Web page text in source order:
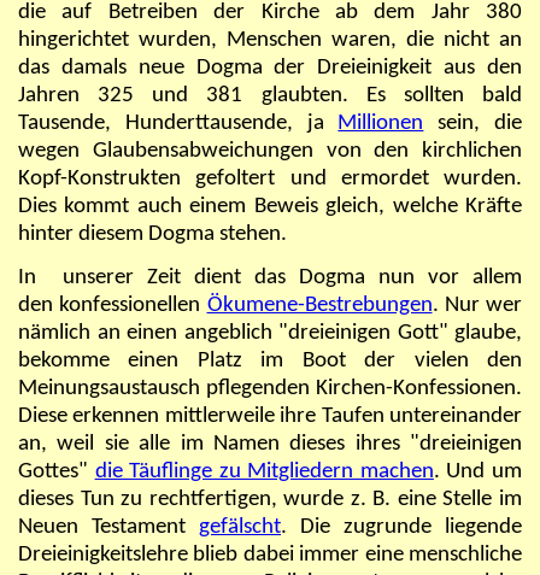
die auf Betreiben der Kirche ab dem Jahr 380
hingerichtet wurden, Menschen waren, die nicht an
das damals neue Dogma der Dreieinigkeit aus den
Jahren 325 und 381 glaubten. Es sollten bald
Tausende, Hunderttausende, ja Millionen sein, die
wegen Glaubensabweichungen von den kirchlichen
Kopf-Konstrukten gefoltert und ermordet wurden.
Dies kommt auch einem Beweis gleich, welche Kräfte
hinter diesem Dogma stehen.
In unserer Zeit dient das Dogma nun vor allem
den konfessionellen Ökumene-Bestrebungen. Nur wer
nämlich an einen angeblich "dreieinigen Gott" glaube,
bekomme einen Platz im Boot der vielen den
Meinungsaustausch pflegenden Kirchen-Konfessionen.
Diese erkennen mittlerweile ihre Taufen untereinander
an, weil sie alle im Namen dieses ihres "dreieinigen
Gottes" die Täuflinge zu Mitgliedern machen. Und um
dieses Tun zu rechtfertigen, wurde z. B. eine Stelle im
Neuen Testament gefälscht. Die zugrunde liegende
Dreieinigkeitslehre blieb dabei immer eine menschliche